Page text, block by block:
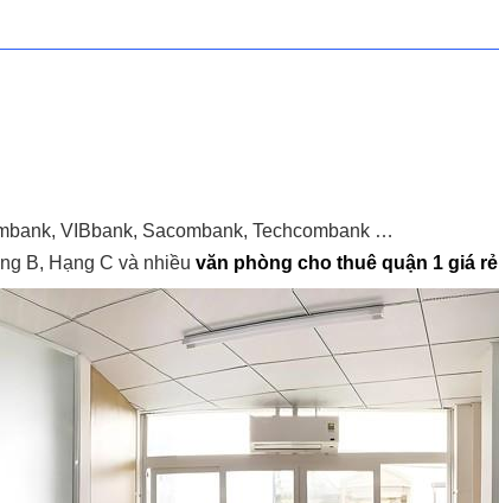
VIBbank, Sacombank, Techcombank …
B, Hạng C và nhiều văn phòng cho thuê quận 1 giá rẻ